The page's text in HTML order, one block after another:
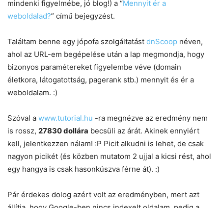
mindenki figyelmébe, jó blog!) a “Mennyit ér a
weboldalad?” című bejegyzést.
Találtam benne egy jópofa szolgáltatást dnScoop néven,
ahol az URL-em begépelése után a lap megmondja, hogy
bizonyos paramétereket figyelembe véve (domain
életkora, látogatottság, pagerank stb.) mennyit és ér a
weboldalam. :)
Szóval a www.tutorial.hu -ra megnézve az eredmény nem
is rossz, 27830 dollára becsüli az árát. Akinek ennyiért
kell, jelentkezzen nálam! :P Picit alkudni is lehet, de csak
nagyon picikét (és közben mutatom 2 ujjal a kicsi rést, ahol
egy hangya is csak hasonkúszva férne át). :)
Pár érdekes dolog azért volt az eredményben, mert azt